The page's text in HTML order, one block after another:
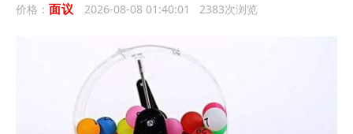
价格： 面议 2026-08-08 01:40:01 2383次浏览